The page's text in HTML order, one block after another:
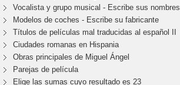
Vocalista y grupo musical - Escribe sus nombres
Modelos de coches - Escribe su fabricante
Títulos de películas mal traducidas al español II
Ciudades romanas en Hispania
Obras principales de Miguel Ángel
Parejas de película
Elige las sumas cuyo resultado es 23